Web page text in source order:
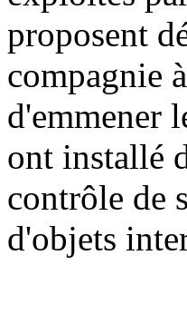
proposent
compagnie
d'emmener
ont installé
contrôle de
d'objets